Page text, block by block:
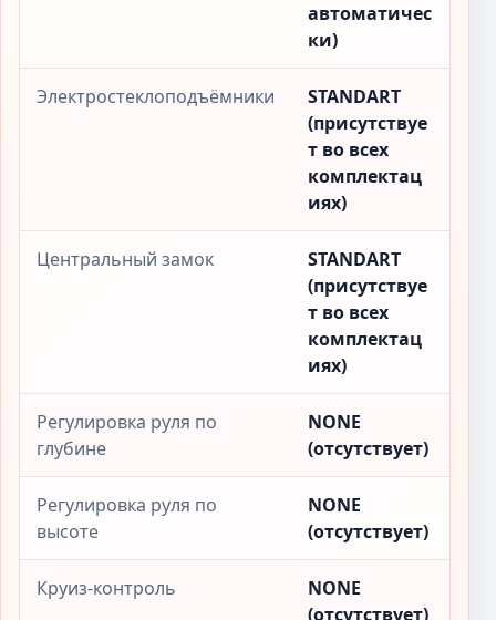
автоматичес
ки)
Электростеклоподъёмники
STANDART
(присутствуе
т во всех
комплектац
иях)
Центральный замок
STANDART
(присутствуе
т во всех
комплектац
иях)
Регулировка руля по
глубине
NONE
(отсутствует)
Регулировка руля по
высоте
NONE
(отсутствует)
Круиз-контроль
NONE
(отсутствует)